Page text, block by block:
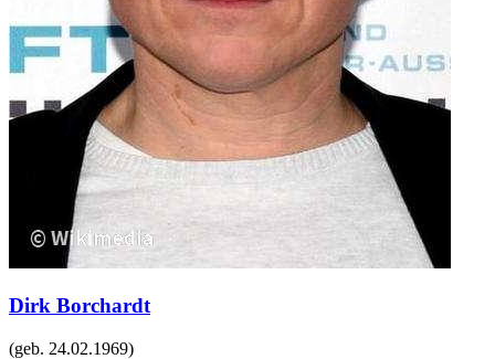
Dirk Borchardt
(geb. 24.02.1969)